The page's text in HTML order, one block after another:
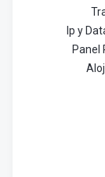
Ip y
Panel